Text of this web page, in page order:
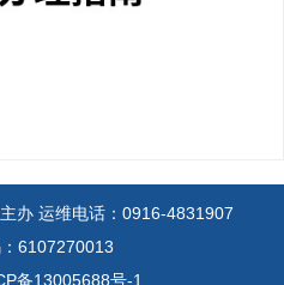
办 运维电话：0916-4831907
6107270013
备13005688号-1